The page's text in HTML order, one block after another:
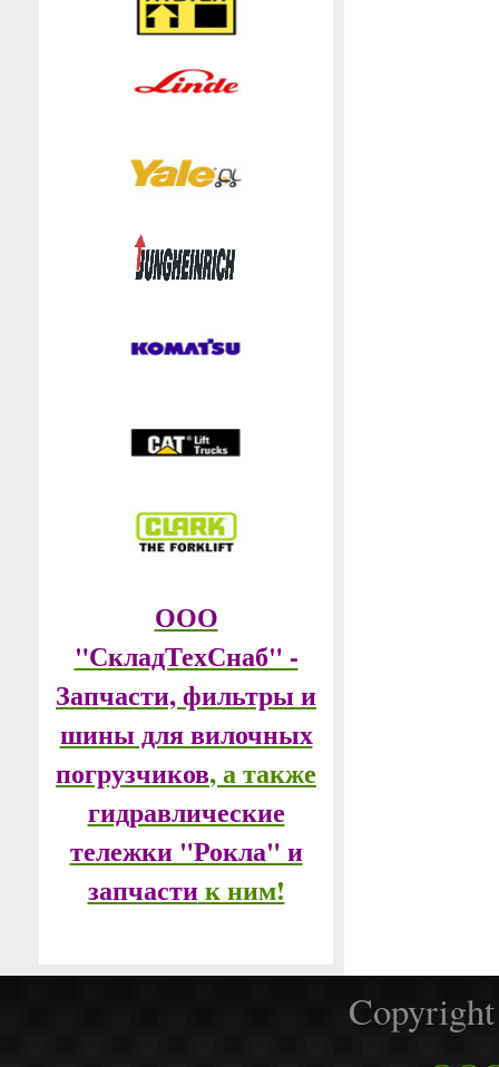
ООО
"СкладТехСнаб" -
Запчасти, фильтры и
шины для вилочных
погрузчиков, а также
гидравлические
тележки "Рокла" и
запчастик ним!